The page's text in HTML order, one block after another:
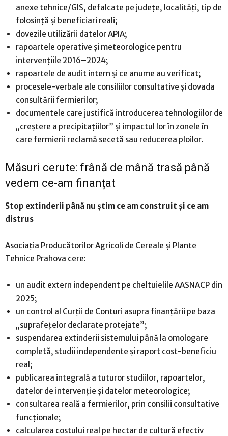
anexe tehnice/GIS, defalcate pe județe, localități, tip de
folosință și beneficiari reali;
dovezile utilizării datelor APIA;
rapoartele operative și meteorologice pentru
intervențiile 2016–2024;
rapoartele de audit intern și ce anume au verificat;
procesele-verbale ale consiliilor consultative și dovada
consultării fermierilor;
documentele care justifică introducerea tehnologiilor de
„creștere a precipitațiilor” și impactul lor în zonele în
care fermierii reclamă secetă sau reducerea ploilor.
Măsuri cerute: frână de mână trasă până
vedem ce-am finanțat
Stop extinderii până nu știm ce am construit și ce am
distrus
Asociația Producătorilor Agricoli de Cereale și Plante
Tehnice Prahova cere:
un audit extern independent pe cheltuielile AASNACP din
2025;
un control al Curții de Conturi asupra finanțării pe baza
„suprafețelor declarate protejate”;
suspendarea extinderii sistemului până la omologare
completă, studii independente și raport cost-beneficiu
real;
publicarea integrală a tuturor studiilor, rapoartelor,
datelor de intervenție și datelor meteorologice;
consultarea reală a fermierilor, prin consilii consultative
funcționale;
calcularea costului real pe hectar de cultură efectiv